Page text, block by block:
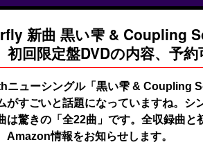
新曲 黒い雫 & Coupling
初回限定盤DVDの内容、予
ニューシングル「黒い雫 & Coupling
がすごいと話題になっていますね。シ
は驚きの「全22曲」です。全収録曲
Amazon情報をお知らせします。